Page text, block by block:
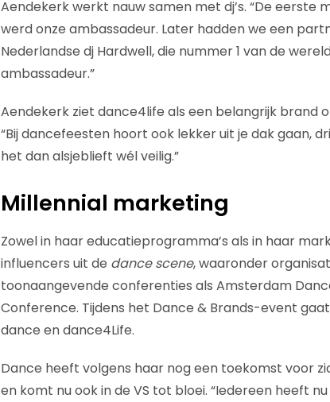
Aendekerk werkt nauw samen met dj’s. “De eerste
werd onze ambassadeur. Later hadden we een
Nederlandse dj Hardwell, die nummer 1 van de
ambassadeur.”
Aendekerk ziet dance4life als een belangrijk brand
“Bij dancefeesten hoort ook lekker uit je dak gaan,
het dan alsjeblieft wél veilig.”
Millennial marketing
Zowel in haar educatieprogramma’s als in haar
influencers uit de dance scene, waaronder
toonaangevende conferenties als Amsterdam
Conference. Tijdens het Dance & Brands-event
dance en dance4Life.
Dance heeft volgens haar nog een toekomst voor
en komt nu ook in de VS tot bloei. “Iedereen heeft